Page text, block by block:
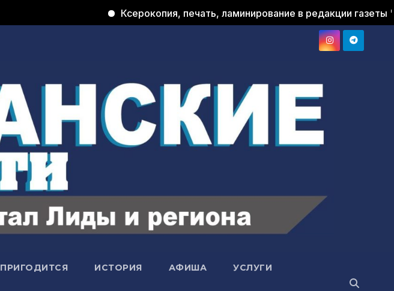
Ксерокопия, печать, ламинирование в редакции газеты
ПРИГОДИТСЯ ИСТОРИЯ АФИША УСЛУГИ